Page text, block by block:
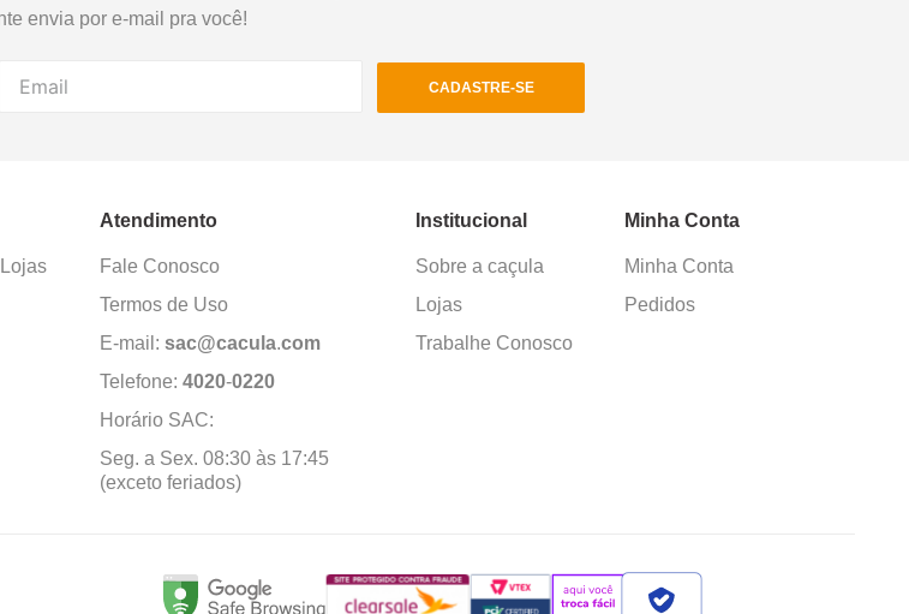
envia por e-mail pra você!
CADASTRE-SE
Atendimento
Fale Conosco
Termos de Uso
E-mail: sac@cacula.com
Telefone: 4020-0220
Horário SAC:
Seg. a Sex. 08:30 às 17:45
(exceto feriados)
Institucional
Sobre a caçula
Lojas
Trabalhe Conosco
Minha Conta
Minha Conta
Pedidos